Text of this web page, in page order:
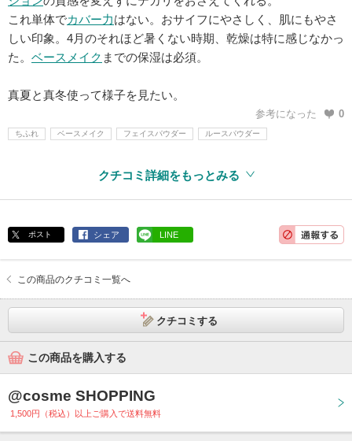
これ単体でカバー力はない。おサイフにやさしく、肌にもやさ
しい印象。4月のそれほど暑くない時期、乾燥は特に感じなかっ
た。 ベースメイク までの保湿は必須。
真夏と真冬使って様子を見たい。
参考になった 0
ちふれ ベースメイク フェイスパウダー ルースパウダー
クチコミ詳細をもっとみる
ポスト シェア LINE
この商品のクチコミ一覧へ
クチコミする
この商品を購入する
@cosme SHOPPING
1,500円（税込）以上ご購入で送料無料